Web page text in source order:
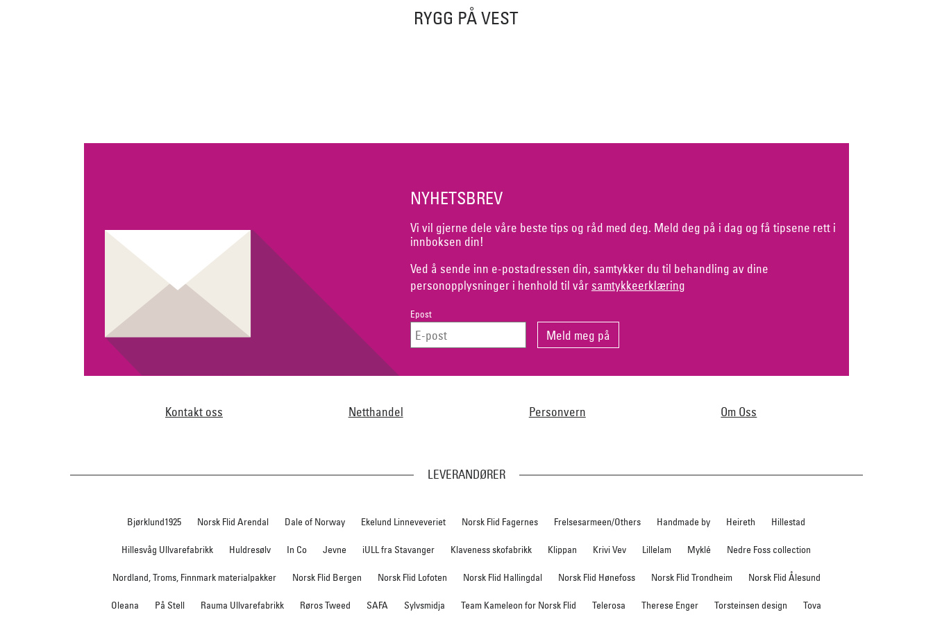
RYGG PÅ VEST
NYHETSBREV
Vi vil gjerne dele våre beste tips og råd med deg. Meld deg på i dag og få tipsene rett i
innboksen din!
Ved å sende inn e-postadressen din, samtykker du til behandling av dine
personopplysninger i henhold til vår samtykkeerklæring
Epost
Kontakt oss Netthandel Personvern Om Oss
LEVERANDØRER
Bjørklund1925 Norsk Flid Arendal Dale of Norway Ekelund Linneveveriet Norsk Flid Fagernes Frelsesarmeen/Others Handmade by Heireth Hillestad
Hillesvåg Ullvarefabrikk Huldresølv In Co Jevne iULL fra Stavanger Klaveness skofabrikk Klippan Krivi Vev Lillelam Myklé Nedre Foss collection
Nordland, Troms, Finnmark materialpakker Norsk Flid Bergen Norsk Flid Lofoten Norsk Flid Hallingdal Norsk Flid Hønefoss Norsk Flid Trondheim Norsk Flid Ålesund
Oleana På Stell Rauma Ullvarefabrikk Røros Tweed SAFA Sylvsmidja Team Kameleon for Norsk Flid Telerosa Therese Enger Torsteinsen design Tova